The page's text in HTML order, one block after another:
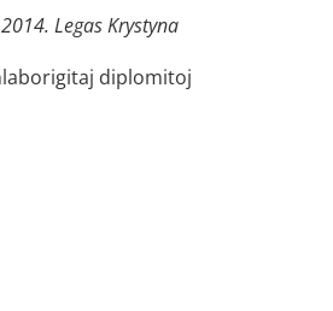
Legas Krystyna
diplomitoj